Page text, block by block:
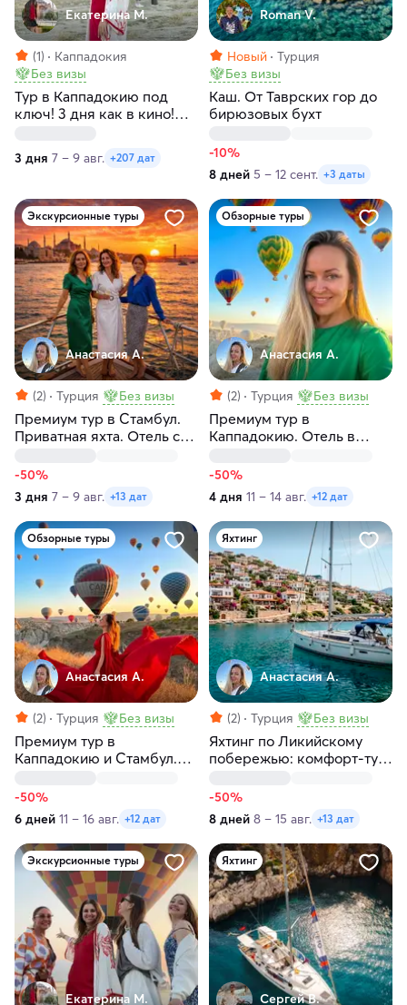
Екатерина М.
(1)
Каппадокия
Без визы
Тур в Каппадокию под
ключ! 3 дня как в кино!
3 дня 7 – 9 авг. +207 дат
Roman V.
Новый
Турция
Без визы
Каш. От Таврских гор до
бирюзовых бухт
-10%
8 дней 5 – 12 сент. +3 даты
Экскурсионные туры
Анастасия А.
(2) Турция Без визы
Премиум тур в Стамбул.
Приватная яхта. Отель с
толпы
-50%
3 дня 7 – 9 авг. +13 дат
Обзорные туры
Анастасия А.
(2) Турция Без визы
Премиум тур в
Каппадокию. Отель в
подземный город
-50%
4 дня 11 – 14 авг. +12 дат
Обзорные туры
Анастасия А.
(2) Турция Без визы
Премиум тур в
Каппадокию и Стамбул.
Босфоре
-50%
6 дней 11 – 16 авг. +12 дат
Яхтинг
Анастасия А.
(2) Турция Без визы
Яхтинг по Ликийскому
побережью: комфорт-тур
Турции
-50%
8 дней 8 – 15 авг. +13 дат
Экскурсионные туры
Екатерина М.
Яхтинг
Сергей В.